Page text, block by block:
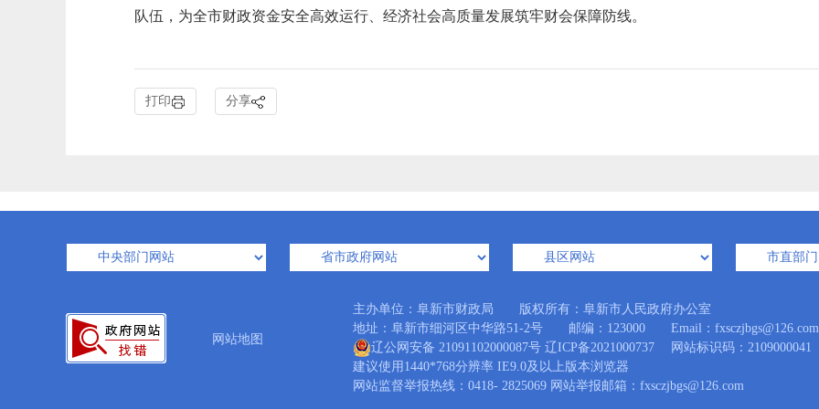
队伍，为全市财政资金安全高效运行、经济社会高质量发展筑牢财会保障防线。
打印 分享
网站地图
主办单位：阜新市财政局 版权所有：阜新市人民政府办公室
地址：阜新市细河区中华路51-2号 邮编：123000 Email：fxsczjbgs@126.com
辽公网安备 21091102000087号 辽ICP备2021000737 网站标识码：2109000041
建议使用1440*768分辨率 IE9.0及以上版本浏览器
网站监督举报热线：0418- 2825069 网站举报邮箱：fxsczjbgs@126.com